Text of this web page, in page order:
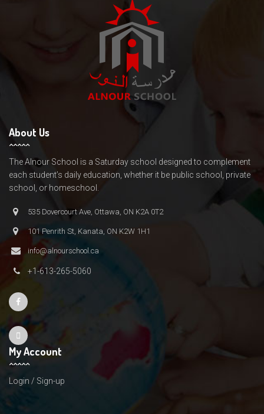
About Us
The Alnour School is a Saturday school designed to complement
each student’s daily education, whether it be public school, private
school, or homeschool.
535 Dovercourt Ave, Ottawa, ON K2A 0T2
101 Penrith St, Kanata, ON K2W 1H1
info@alnourschool.ca
+1-613-265-5060
My Account
Login / Sign-up